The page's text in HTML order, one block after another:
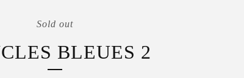
Sold out
BLEUES 2